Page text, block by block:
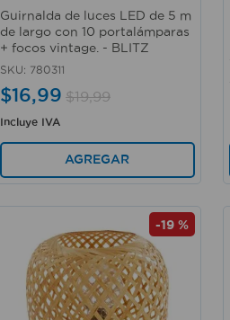
Guirnalda de luces LED de 5 m
de largo con 10 portalámparas
+ focos vintage. - BLITZ
SKU: 780311
$16,99 $19,99
Incluye IVA
AGREGAR
-19 %